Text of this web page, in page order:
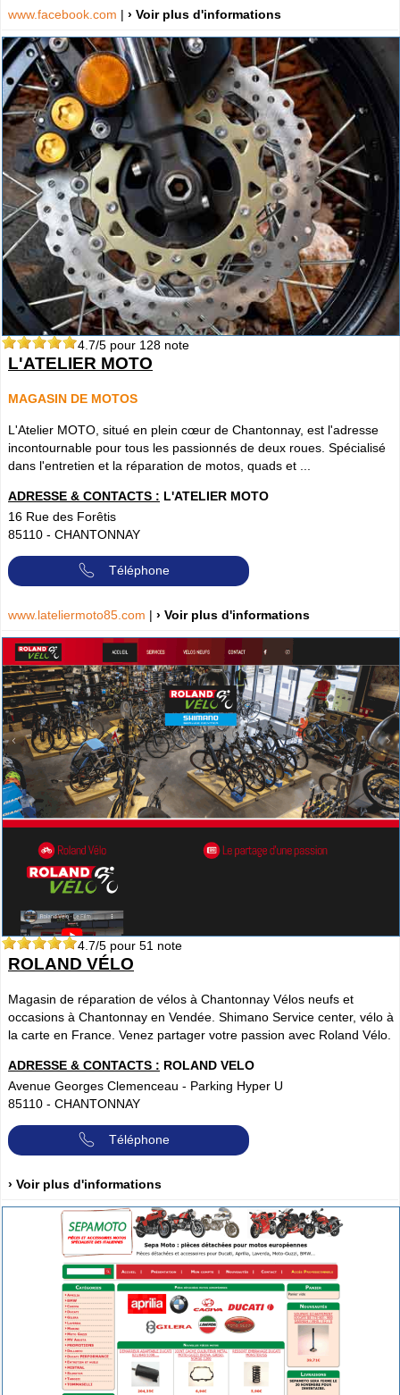
www.facebook.com | › Voir plus d'informations
4.7/5 pour 128 note
L'ATELIER MOTO
MAGASIN DE MOTOS
L'Atelier MOTO, situé en plein cœur de Chantonnay, est l'adresse
incontournable pour tous les passionnés de deux roues. Spécialisé
dans l'entretien et la réparation de motos, quads et ...
ADRESSE & CONTACTS : L'ATELIER MOTO
16 Rue des Forêtis
85110 - CHANTONNAY
Téléphone
www.lateliermoto85.com | › Voir plus d'informations
4.7/5 pour 51 note
ROLAND VÉLO
Magasin de réparation de vélos à Chantonnay Vélos neufs et
occasions à Chantonnay en Vendée. Shimano Service center, vélo à
la carte en France. Venez partager votre passion avec Roland Vélo.
ADRESSE & CONTACTS : ROLAND VELO
Avenue Georges Clemenceau - Parking Hyper U
85110 - CHANTONNAY
Téléphone
› Voir plus d'informations